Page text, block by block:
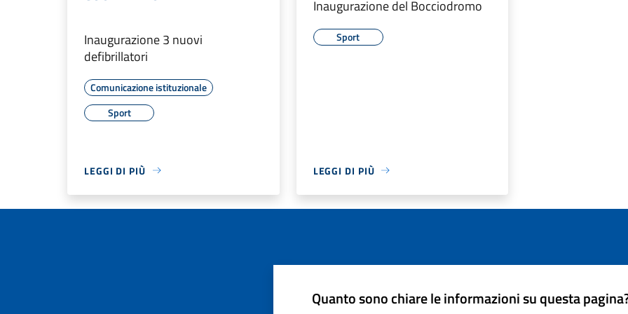
Inaugurazione 3 nuovi
defibrillatori
Comunicazione istituzionale
Sport
LEGGI DI PIÙ
Inaugurazione del Bocciodromo
Sport
LEGGI DI PIÙ
Quanto sono chiare le informazioni su questa